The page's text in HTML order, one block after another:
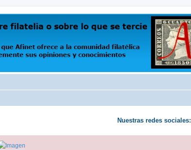
universal para que exprese libremente sus opiniones y conocimientos
Nuestras redes sociales: